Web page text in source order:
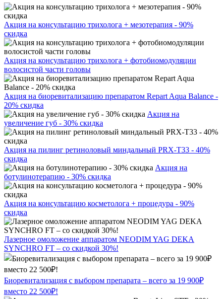
Акция на консультацию трихолога + мезотерапия - 90%
скидка
Акция на консультацию трихолога + фотобиомодуляции
волосистой части головы
Акция на биоревитализацию препаратом Repart Aqua Balance -
20% скидка
Акция на
увеличение губ - 30% скидка
Акция на пилинг ретиноловый миндальный PRX-T33 - 40%
скидка
Акция на
ботулинотерапию - 30% скидка
Акция на консультацию косметолога + процедура - 90%
скидка
Лазерное омоложение аппаратом NEODIM YAG DEKA
SYNCHRO FT – со скидкой 30%!
Биоревитализация с выбором препарата – всего за 19 900₽
вместо 22 500₽!